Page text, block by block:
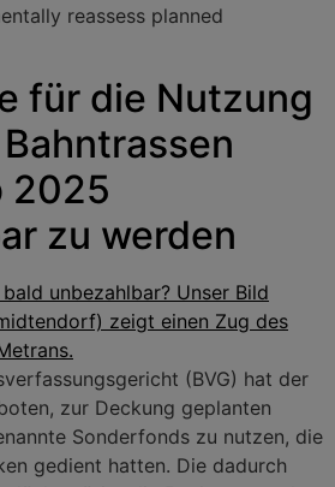
reassess planned
für die Nutzung
2025
zu werden
(BVG) hat der
zur Deckung geplanten
Sonderfonds zu nutzen, die
gedient hatten. Die dadurch